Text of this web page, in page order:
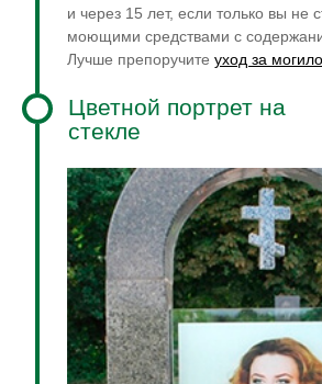
и через 15 лет, если только вы не
моющими средствами с
Лучше препоручитеуход за
Цветной портрет на
стекле